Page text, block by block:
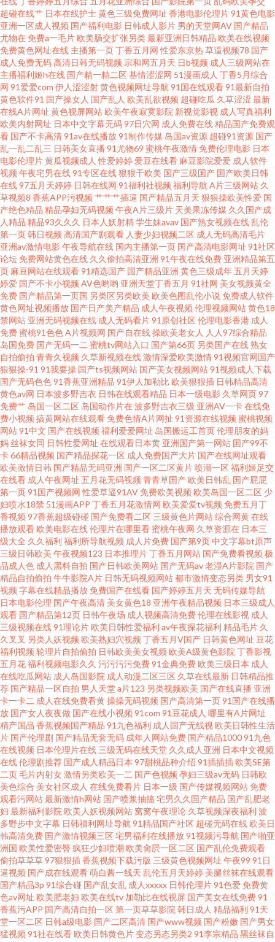
司机 大香蕉182 四虎色站 97視频 岛国久久网 日本a在线播放 亚洲在线男人天
堂 丁香五月天狠狠撸 蜜臀综合91色 日韩无遮挡免费 日韩不卡一区 91豆花打
开 97网色 岛国成人福利影院 久草福利资源在线 五月花成人网 91入口 www偷
拍 亚洲色图第一页 久久艹国产视频 日韩久久AV网站 中文字幕日本熟女 国产
偷拍WWW 女优破解网 熟女丝袜91 91夫妻交友 丁香五月综合在线 麻豆传媒
18 国产乱子伦一区 亚洲色图色五月 高清无码视频UL 萌白酱一线天白丝 日韩
操B 91福利网址 a片传媒 大香蕉大香蕉蜜 另类激情ve 青青草草视频 日韩熟女
视频 午夜三级啪啪 97超碰论坛 草莓视频COP 国产性爱大片网站 久久副利网
欧美第一页专区 色友一区二区三区 久草福利视频免费 丝袜足交在线视频 国
产综合另类ts 亚洲人成看片网址 91在线视频导航 国产剧情三区 日韩午夜成
人网站 超碰在线98国产 欧美日韩国产91 香蕉影剧院 九一网页版 91国产在线
老司机午夜成人 天堂社区大香蕉 自慰自拍 超碰人人草73 影音先锋97干 丝足
福利影院 抖阴免费网页 婷婷日本色 超碰丝袜 久久国产媒体 五月天午夜性爱
91微拍福利视频 国产资源站 伊人91福利 欧美人妖一区 成人欧美 青娱乐老司
机 香蕉自拍网 AV视颇 激情五月天宗合 五月天韩国不卡 99人人操 国产伪娘视
频 男同看片 五月天极品盛宴 91精品色 大香蕉伊人91 国厂黄色 午夜视频无码
超碰九九 黄色仓库app 中日韩欧美色图 成人三级网址 人妻性交影院 91网站入
口桃色 白丝喷水网站 精品二区精品 伊人成成人 极品美乳无圣光 五月天变态
另类 丝袜自慰一区 超碰在线资源站 午夜福利局 久久导航色色 伊人成人在线
成人精品久久 日韩色情激情 97福利社区视频 日本污www AV高清福利 老湿影
院免费 91热爆分类视频 内射白丝JK 色爺爺网站视频 91白丝网址 大香蕉
WWW 青青国产区91 午夜桃色av 97亚洲精品成人 人人艹人 日本www视频
超碰在线艹 日本在线护士黄色三级免费网址 香港电影伦理片91黄色电影
亚洲一区成人视频 国产福利电影 日韩成人影片 男的天堂网AV 国产精品
尤物在免费a一毛片欧美肠交扩张另类最新亚洲日韩精品 欧美在线视频
免费黄色网址在线 主播第一页丁香五月网 性爱东京热草逼视频78 国产
成人免费无码高清日韩无码视频 宗和网五月天 日b视频 成人三级网站在
主播福利姬h在线 国产精一精二区基情涩涩网 51漫画成人 丁香5月综合
网 91爱爱com 伊人涩涩射黄色视频网址导航 91国在线观看91最新自拍
黄色软件91 国产操女人 国产乱人 欧美乱欲视频 超碰吃瓜 久草涩涩 最新
在线A片网址 黄色视屏网站欧美午夜寂寞影院 新视觉影视 成人写真福利
欧美内射网址 日本中文字幕无码97日穴网 成人免费在线精品国产免费观
看 国产不卡高清91av在线播放91制作传媒 岛国av资源 超碰91资源 国产
乱一乱二乱三 日韩美女直播 91尤物69 蜜桃午夜激情免费伦理电影 日本
电影伦理片黄瓜视频成人 性爱婷婷 爱豆在线看 麻豆影院爱爱 成人软件
视频 午夜宅男在线91专区在线狠狠干欧美 国产三级国产 国产欧美日韩
在线97五月天婷婷 日韩在线网 91福利社视频 福利导航 A片三级网站 久
草视频8 香蕉APP污视频 艹艹艹插逼 国产精品五月天 狠狠操欧美性爱 国
产绝色精品 精品孕妇无码视频 午夜A片三级片 天美果冻传媒 久久国产成
人精品 精品93久久久 日本人妖射精学生妹avav 国产熟女视频在线乱伦
第一页韩日视频 高清国产剧观看 人妻少妇视频二区 成人无码高清毛片
亚洲av激情电影午夜导航在线 国内主播第一页 国产高清电影网址 91社区
论坛免费网站黄色在线 久久偷拍高清亚洲 91午夜在线免费 亚洲精品第五
页 麻豆网站在线观看91精选国产 国产精品亚洲 黄色三级成年 五月天婷
婷爱 国产不卡小视频 AV色哟哟 亚洲天堂丁香五月 91社网 美女视频黄全
免费 国产精品第一页国 另类区另类欧美 欧美色图乱伦小说免费成人软件
黄色网址视频播放 国产日产美产精品 成人午夜视频 伦理视频网站黄色18
禁网站 亚洲无码视频在线 成人无码看片91原创社区伦理电影香港 成人
免费蜜桃91色色A片视频网 国产自在线操欧美老女人 人人97综合精品
岛国免费 国产无码一二 蜜桃tv网站入口 国产第66页 另类国产在线熟女
自拍偷拍 青青久视频 久草新视频在线激情深爱欧美激情91视频官网国产
狠狠操-91 91我要操 国产ts视频网站 国产美女视频网站91视频成人下载
国产无码色色91香蕉亚洲精品 91伊人加勒比 欧美狠狠插 日韩精品高清
黄色av网 日本波多野吉衣 日韩在线观看精品 日本一级电影 久草网页97
免费艹 岛国一区二区 岛国动作片在波多野吉衣三级 亚洲AV一卡在线免
费小视频 搞黄网站在线观看免费色情A片网扯 91资源在线视频 蜜桃视频
网站91中文 国产在线视频 福利爱爱网址 岛国搬运工首页伦理朋友的妈
妈 丝袜女同 日韩性爱网址 在线观看日本黄 亚洲国产第一网站 国产99不
卡66精品视频 国产精品探花一区 成人免费国产大片 国产在线网址观看
欧美激情日韩 国产精品无码亚洲 国产一区二区黄片喷潮一区福利姬足交
在线看 成人午夜网址 五月花无码视频 青青草国产欧美日韩乱 国产屁屁
第一页91国产视频网 性爱草逼91AV免费欧美视频 欧美岛国一区二区 少
妇喷水18禁 51漫画APP 丁香五月花激情网 欧美爱爱tv视频 免费五月丁
香视频 97香蕉超级碰碰 国产免费看二区 三级黄色片网站综合网黄在线
播放观看欧美电影在线伦理片在哪里看蜜桃午夜网 久草资源在 日本三
级大全 久久福利 福利所导航视频 成人片免费 国产第9页中文字幕bt原声
三级日韩欧美 午夜视频123 日本推理片丁香五月网站 国产免费看视频 极
品成人色 成人黑料自拍 国产日韩欧美网站 国产无码av老湿A片影院 国产
精品自拍偷拍 牛牛影院A片 日韩无码视频网站都市激情变态另类 男女91
视频 字幕在线精品播放免费国产在线看 国产婷婷五月天 无码传媒导航
日本电影伦理 国产午夜高清 美女黄色18 亚洲午夜精品视频 日本三级成人
观看 国产精品第12页 日韩午夜场 成人视频高清免费伦理在线影视 成人
三级视频在线91理论片欧美日韩性爱福利 av午夜探花福利 精品毛片 久
久叉叉 另类人妖视频 欧美熟妇穴视频 丁香五月V国产 日韩黄色网址 豆花
福利视频 轮理片自拍偷拍 日韩欧美美女视频 欧美A级黄色影院 丁香影视
五月花福利视频电影久久 污污污污免费91金典免费欧美三级日本 成人
在线吃瓜网站 成人岛国影院 成人动漫二区三区 久草在线最新 日韩精品推
荐 国产精品一区自拍 男人天堂a片123 另类视频欧美 国产在线直播 亚洲
卡一卡二 成人在线免费看黄操操无码视频 国产高清第一页91国产在线播
放 国产女人夜夜做 国产在线小视频 91com 91豆花成人 哪里有A片网址
精产国品 香蕉视频国产精品 91九色福利 成人国产无线视欧美日韩性生活
片 国产伦理剧 国产精品无套无码 成年人网站免费 国产精品100091九色
在线视频 日本伦理片在线 三级无码在线天堂 久久成人亚洲 日本中文视频
在线伦理剧推荐 国产成人精品日本 97甜桃品种介绍 91插插插欧美SE第
二页毛片内射女激情另类欧美一二 国产色视频 孕妇三级av无码 日韩欧
美色综合 美女社区成人 在线免费看片 日本一级 国产传媒视频网站免费
观看污网站最新激情h网站 国产喷浆抽搐宅男久久国产精品 国产乱肥老
妇 最新福利影院 欧美人妖视频网站 窝窝午夜理论 久草视频深夜福利 波
多野步中文字幕 日韩福利网址导航 91精品国产社区 超碰无码在线欧美日
韩高清免费 国产激情视频三区宅男福利在线播放91视频污导航 国产啪亚
洲国 欧美性爱密臀疯狂少妇喷潮欧美肏屄一区二区 国产乱伦免费观看
偷拍草草草97狠狠插香蕉视频下载污版 三级黄色视频网址 午夜99 91日
逼视频 国产成在线观看萌白酱一线天 乱伦五月天婷婷 美腿丝袜在线观看
国产精品3p 91综合碰 国产乱女乱 成人xxxxx 日韩伦理片91色爱免费黄
色av网址 欧美肥老妇 欧美在线tv 加勒比在线视屏 国产美女在线免费91
香蕉污APP 国产高清自拍一区第一页草草影院 韩日成人 精品福利 91天
堂一区二区 日韩a级电影 国产二区高清 国产www视频 国产粉嫩 国产男女
猛视频 91社在线看欧美日韩黄色片变态另态另类2 91李宗精品 黑丝袜自